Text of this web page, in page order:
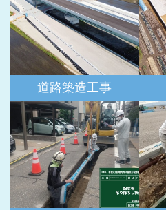
道路築造工事